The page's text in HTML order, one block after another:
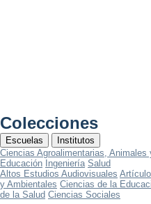
Colecciones
Escuelas
Institutos
Ciencias Agroalimentarias, Animales
Educación Ingeniería Salud
Altos Estudios Audiovisuales
y Ambientales Ciencias de la
de la Salud Ciencias Sociales